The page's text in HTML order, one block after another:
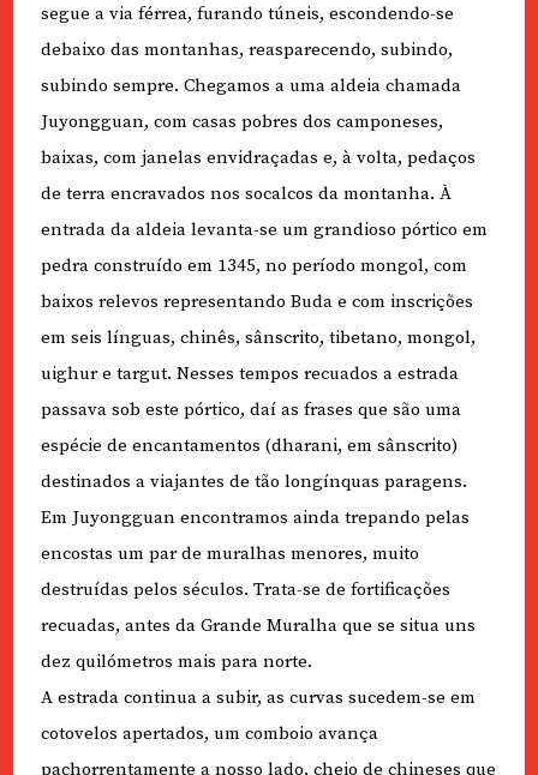
segue a via férrea, furando túneis, escondendo-se
debaixo das montanhas, reasparecendo, subindo,
subindo sempre. Chegamos a uma aldeia chamada
Juyongguan, com casas pobres dos camponeses,
baixas, com janelas envidraçadas e, à volta, pedaços
de terra encravados nos socalcos da montanha. À
entrada da aldeia levanta-se um grandioso pórtico em
pedra construído em 1345, no período mongol, com
baixos relevos representando Buda e com inscrições
em seis línguas, chinês, sânscrito, tibetano, mongol,
uighur e targut. Nesses tempos recuados a estrada
passava sob este pórtico, daí as frases que são uma
espécie de encantamentos (dharani, em sânscrito)
destinados a viajantes de tão longínquas paragens.
Em Juyongguan encontramos ainda trepando pelas
encostas um par de muralhas menores, muito
destruídas pelos séculos. Trata-se de fortificações
recuadas, antes da Grande Muralha que se situa uns
dez quilómetros mais para norte.
A estrada continua a subir, as curvas sucedem-se em
cotovelos apertados, um comboio avança
pachorrentamente a nosso lado, cheio de chineses que